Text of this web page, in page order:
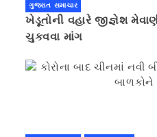
ગુજરાત સમાચાર
ખેડૂતોની વહારે જીજ્ઞેશ
ચુકવવા માંગ